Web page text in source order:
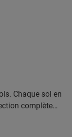
Chaque sol en
complète
sous-couches,